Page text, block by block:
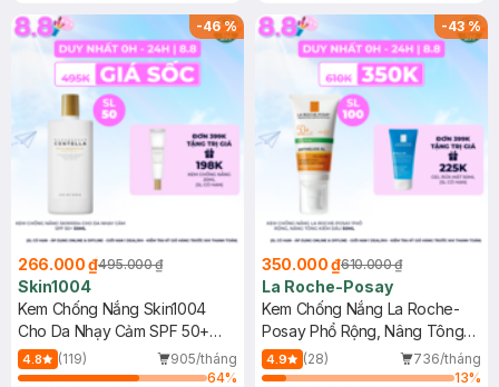
25ml (SL Có Hạn)
-46%
266.000 ₫495.000 ₫
Skin1004
Kem Chống Nắng Skin1004
Cho Da Nhạy Cảm SPF 50+
50ml
4.8 (119)
905/tháng
64%
-43%
350.000 ₫610.000 ₫
La Roche-Posay
Kem Chống Nắng La Roche-
Posay Phổ Rộng, Nâng Tông
Kiềm Dầu 50ml
4.9 (28)
736/tháng
13%